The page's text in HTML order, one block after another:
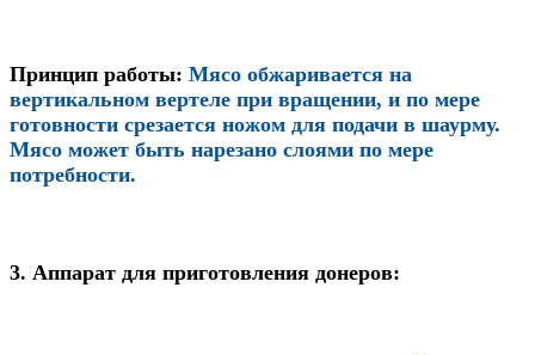
Принцип работы: Мясо обжаривается на
вертикальном вертеле при вращении, и по мере
готовности срезается ножом для подачи в шаурму.
Мясо может быть нарезано слоями по мере
потребности.
3. Аппарат для приготовления донеров: